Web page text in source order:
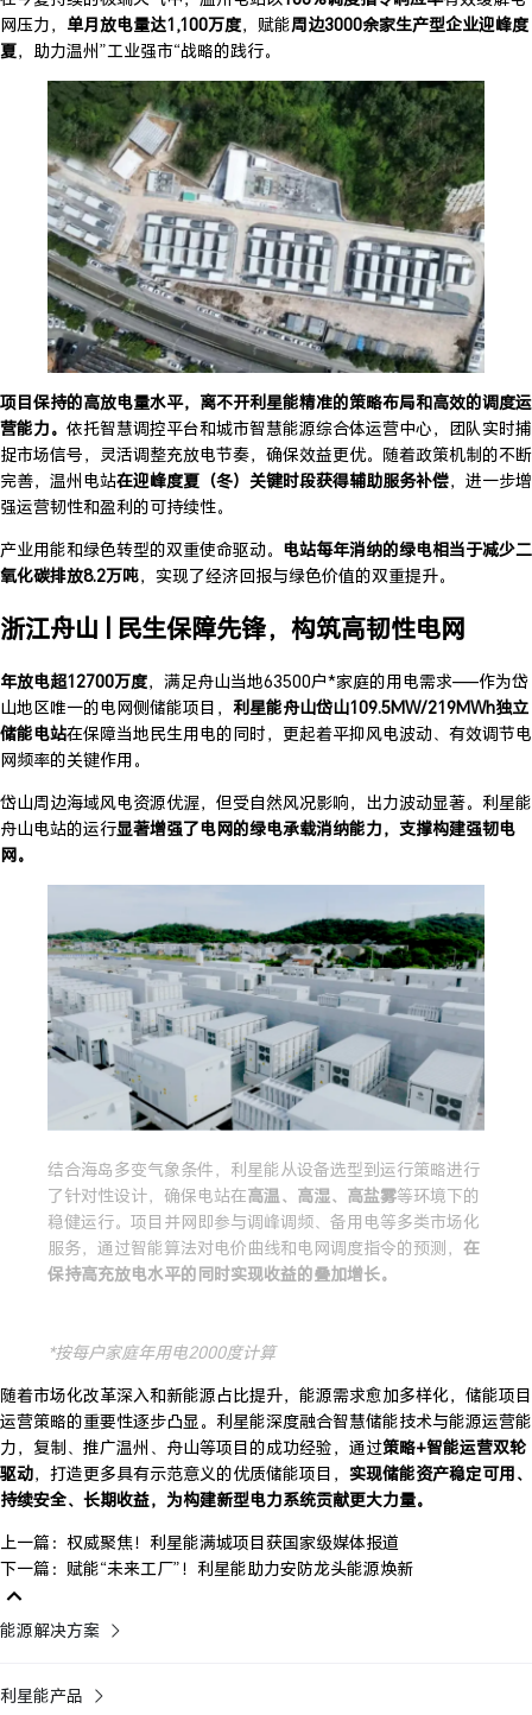
网压力， 单月放电量达1,100万度，赋能周边3000余家生产型企业迎峰度
夏，助力温州”工业强市“战略的践行。
项目保持的高放电量水平，离不开利星能精准的策略布局和高效的调度运
营能力。 依托智慧调控平台和城市智慧能源综合体运营中心，团队实时捕
捉市场信号，灵活调整充放电节奏，确保效益更优。随着政策机制的不断
完善，温州电站在迎峰度夏（冬）关键时段获得辅助服务补偿，进一步增
强运营韧性和盈利的可持续性。
产业用能和绿色转型的双重使命驱动。 电站每年消纳的绿电相当于减少二
氧化碳排放8.2万吨，实现了经济回报与绿色价值的双重提升。
浙江舟山 | 民生保障先锋，构筑高韧性电网
年放电超12700万度，满足舟山当地63500户*家庭的用电需求——作为岱
山地区唯一的电网侧储能项目， 利星能舟山岱山109.5MW/219MWh独立
储能电站在保障当地民生用电的同时，更起着平抑风电波动、有效调节电
网频率的关键作用。
岱山周边海域风电资源优渥，但受自然风况影响，出力波动显著。利星能
舟山电站的运行显著增强了电网的绿电承载消纳能力，支撑构建强韧电
网。
结合海岛多变气象条件，利星能从设备选型到运行策略进行
了针对性设计，确保电站在高温、高湿、高盐雾等环境下的
稳健运行。项目并网即参与调峰调频、备用电等多类市场化
服务，通过智能算法对电价曲线和电网调度指令的预测， 在
保持高充放电水平的同时实现收益的叠加增长。
*按每户家庭年用电2000度计算
随着市场化改革深入和新能源占比提升，能源需求愈加多样化，储能项目
运营策略的重要性逐步凸显。利星能深度融合智慧储能技术与能源运营能
力，复制、推广温州、舟山等项目的成功经验，通过策略+智能运营双轮
驱动，打造更多具有示范意义的优质储能项目， 实现储能资产稳定可用、
持续安全、长期收益，为构建新型电力系统贡献更大力量。
上一篇：权威聚焦！利星能满城项目获国家级媒体报道
下一篇：赋能“未来工厂”！利星能助力安防龙头能源焕新
能源解决方案
利星能产品